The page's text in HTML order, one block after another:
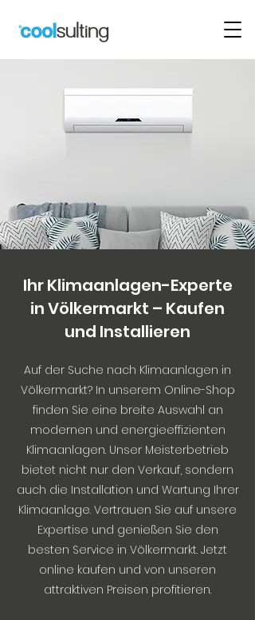
Ihr Klimaanlagen-Experte
in Völkermarkt – Kaufen
und Installieren
Auf der Suche nach Klimaanlagen in
Völkermarkt? In unserem Online-Shop
finden Sie eine breite Auswahl an
modernen und energieeffizienten
Klimaanlagen. Unser Meisterbetrieb
bietet nicht nur den Verkauf, sondern
auch die Installation und Wartung Ihrer
Klimaanlage. Vertrauen Sie auf unsere
Expertise und genießen Sie den
besten Service in Völkermarkt. Jetzt
online kaufen und von unseren
attraktiven Preisen profitieren.